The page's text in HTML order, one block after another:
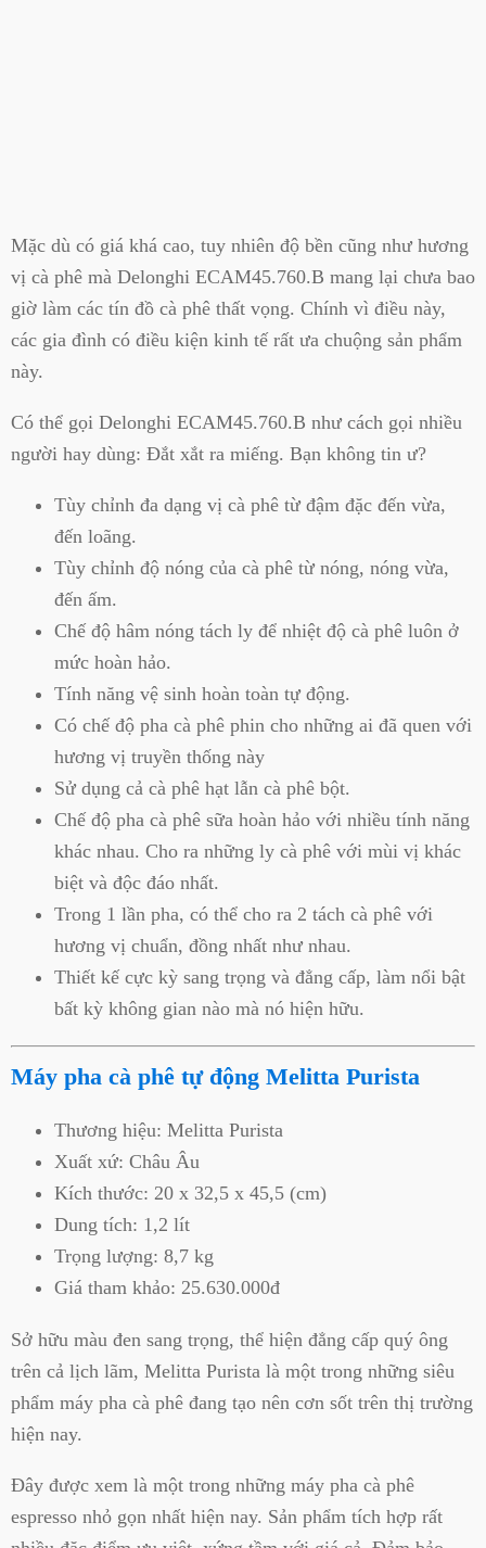
Mặc dù có giá khá cao, tuy nhiên độ bền cũng như hương
vị cà phê mà Delonghi ECAM45.760.B mang lại chưa bao
giờ làm các tín đồ cà phê thất vọng. Chính vì điều này,
các gia đình có điều kiện kinh tế rất ưa chuộng sản phẩm
này.
Có thể gọi Delonghi ECAM45.760.B như cách gọi nhiều
người hay dùng: Đắt xắt ra miếng. Bạn không tin ư?
Tùy chỉnh đa dạng vị cà phê từ đậm đặc đến vừa,
đến loãng.
Tùy chỉnh độ nóng của cà phê từ nóng, nóng vừa,
đến ấm.
Chế độ hâm nóng tách ly để nhiệt độ cà phê luôn ở
mức hoàn hảo.
Tính năng vệ sinh hoàn toàn tự động.
Có chế độ pha cà phê phin cho những ai đã quen với
hương vị truyền thống này
Sử dụng cả cà phê hạt lẫn cà phê bột.
Chế độ pha cà phê sữa hoàn hảo với nhiều tính năng
khác nhau. Cho ra những ly cà phê với mùi vị khác
biệt và độc đáo nhất.
Trong 1 lần pha, có thể cho ra 2 tách cà phê với
hương vị chuẩn, đồng nhất như nhau.
Thiết kế cực kỳ sang trọng và đẳng cấp, làm nổi bật
bất kỳ không gian nào mà nó hiện hữu.
Máy pha cà phê tự động Melitta Purista
Thương hiệu: Melitta Purista
Xuất xứ: Châu Âu
Kích thước: 20 x 32,5 x 45,5 (cm)
Dung tích: 1,2 lít
Trọng lượng: 8,7 kg
Giá tham khảo: 25.630.000đ
Sở hữu màu đen sang trọng, thể hiện đẳng cấp quý ông
trên cả lịch lãm, Melitta Purista là một trong những siêu
phẩm máy pha cà phê đang tạo nên cơn sốt trên thị trường
hiện nay.
Đây được xem là một trong những máy pha cà phê
espresso nhỏ gọn nhất hiện nay. Sản phẩm tích hợp rất